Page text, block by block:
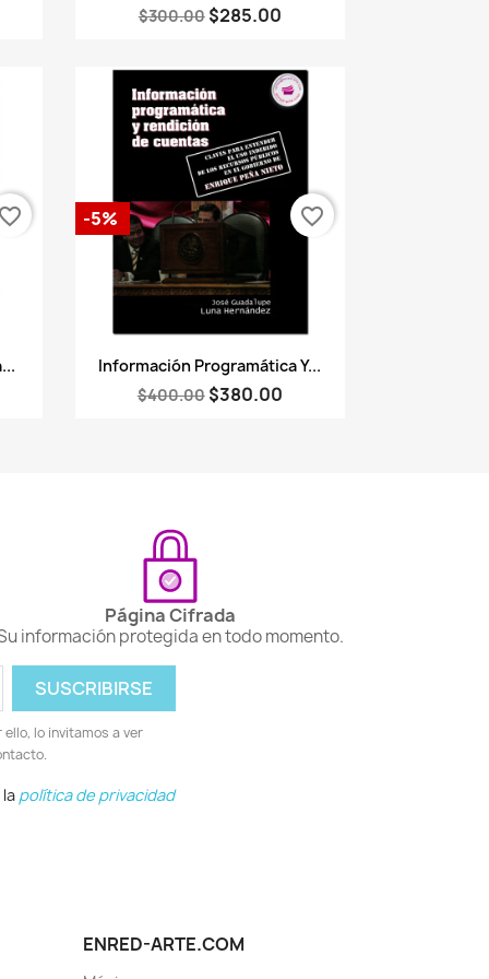
$300.00 $285.00
favorite_border
Vista rápida
Información Programática Y...
$400.00 $380.00
-5% favorite_border
Página Cifrada
información protegida en todo momento.
lo invitamos a ver
política de privacidad
ENRED-ARTE.COM